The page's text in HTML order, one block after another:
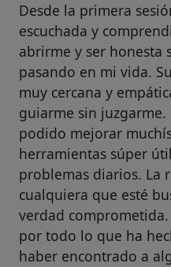
Desde la primera
escuchada y
abrirme y ser honesta
pasando en mi vida.
muy cercana y
guiarme sin juzgarme.
podido mejorar
herramientas súper
problemas diarios. La
cualquiera que esté
verdad comprometida.
por todo lo que ha
haber encontrado a